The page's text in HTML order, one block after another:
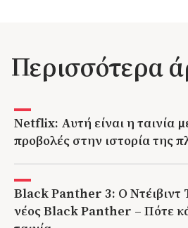
Περισσότερα
Netflix: Αυτή είναι η ταινία
προβολές στην ιστορία της
Black Panther 3: Ο Ντέιβιντ
νέος Black Panther – Πότε